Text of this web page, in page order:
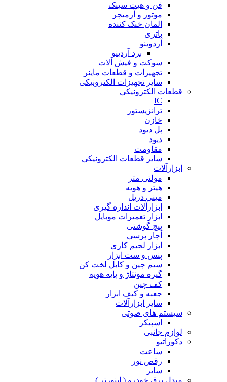
فن و هیت سینک
موتور و آرمیچر
المان خنک کننده
باتری
آردوینو
برد آردینو
سوکت و فیش آلات
تجهیزات و قطعات ماینر
سایر تجهیزات الکترونیکی
قطعات الکترونیکی
IC
ترانزیستور
خازن
پل دیود
دیود
مقاومت
سایر قطعات الکترونیکی
ابزارآلات
مولتی متر
هیتر و هویه
مینی دریل
ابزارآلات اندازه گیری
ابزار تعمیرات موبایل
پیچ گوشتی
آچار پرسی
ابزار لحیم کاری
پنس و ست ابزار
سیم چین و کابل لخت کن
گیره مونتاژ و پایه هویه
کف چین
جعبه و کیف ابزار
سایر ابزارآلات
سیستم های صوتی
اسپیکر
لوازم جانبی
دکوراتیو
ساعت
رقص نور
سایر
مبدل برق خودرو ( اینورتر )